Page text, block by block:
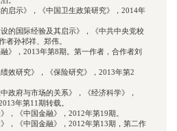
启示》，《中国卫生政策研究》，2014年
的国际经验及其启示》，《中共中央党校
者孙祁祥、郑伟。
》，2013年第8期。第一作者，合作者刘
效研究》，《保险研究》，2013年第2
政府与市场的关系》，《经济科学》，
年第11期转载。
，《中国金融》，2012年第19期。
，《中国金融》，2012年第13期，第二作